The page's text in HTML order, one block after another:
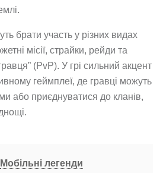
брати участь у різних видах
місії, страйки, рейди та
(PvP). У грі сильний акцент
геймплеї, де гравці можуть
або приєднуватися до кланів,
Мобільні легенди